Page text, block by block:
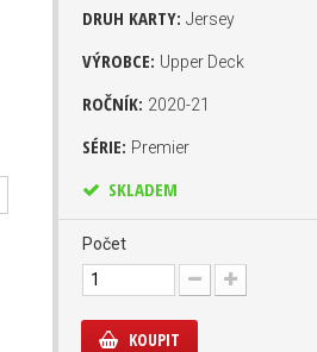
DRUH KARTY: Jersey
VÝROBCE: Upper Deck
ROČNÍK: 2020-21
SÉRIE: Premier
SKLADEM
Počet
KOUPIT